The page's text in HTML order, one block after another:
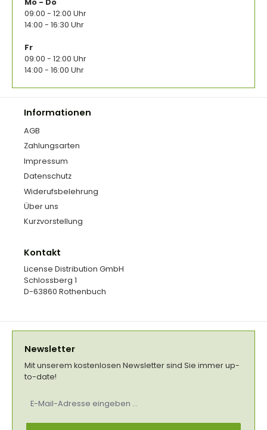
Mo - Do
09:00 - 12:00 Uhr
14:00 - 16:30 Uhr
Fr
09:00 - 12:00 Uhr
14:00 - 16:00 Uhr
Informationen
AGB
Zahlungsarten
Impressum
Datenschutz
Widerufsbelehrung
Über uns
Kurzvorstellung
Kontakt
License Distribution GmbH
Schlossberg 1
D-63860 Rothenbuch
Newsletter
Mit unserem kostenlosen Newsletter sind Sie immer up-
to-date!
Mail-